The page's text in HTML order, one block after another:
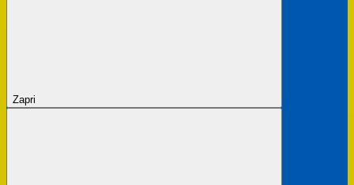
Zapri